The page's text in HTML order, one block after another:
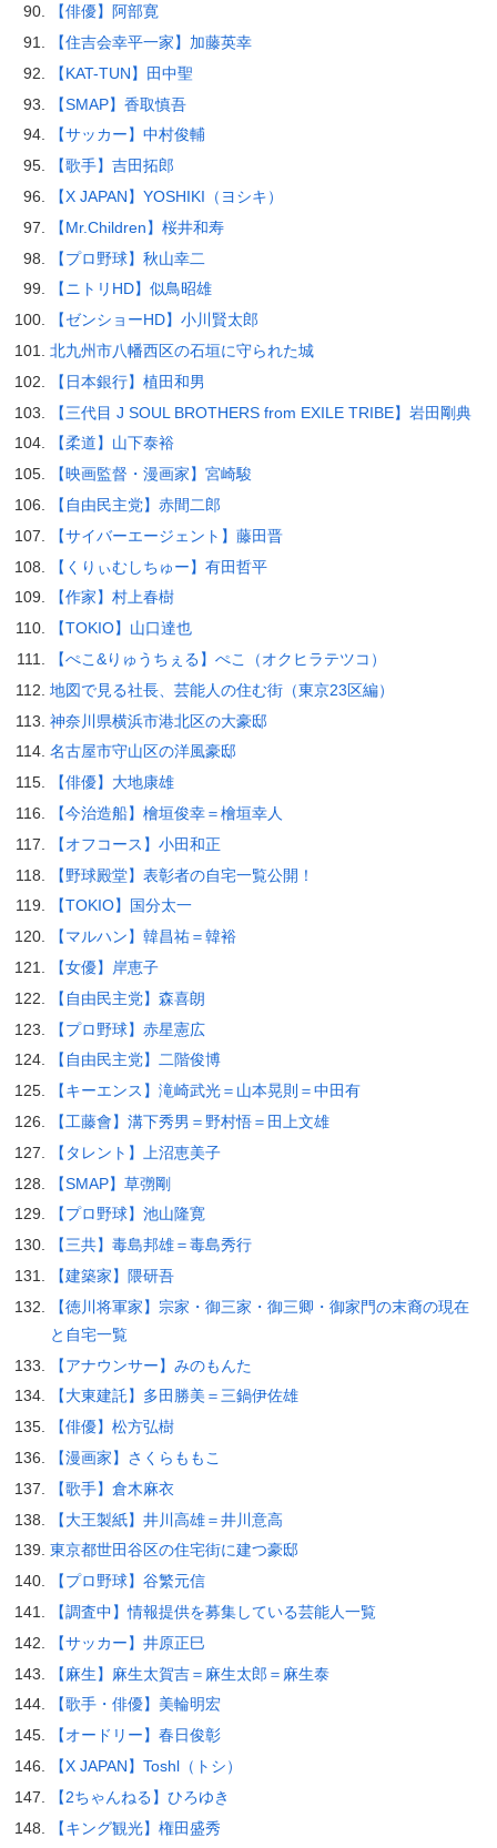
【俳優】阿部寛
【住吉会幸平一家】加藤英幸
【KAT-TUN】田中聖
【SMAP】香取慎吾
【サッカー】中村俊輔
【歌手】吉田拓郎
【X JAPAN】YOSHIKI（ヨシキ）
【Mr.Children】桜井和寿
【プロ野球】秋山幸二
【ニトリHD】似鳥昭雄
【ゼンショーHD】小川賢太郎
北九州市八幡西区の石垣に守られた城
【日本銀行】植田和男
【三代目 J SOUL BROTHERS from EXILE TRIBE】岩田剛典
【柔道】山下泰裕
【映画監督・漫画家】宮崎駿
【自由民主党】赤間二郎
【サイバーエージェント】藤田晋
【くりぃむしちゅー】有田哲平
【作家】村上春樹
【TOKIO】山口達也
【ぺこ&りゅうちぇる】ぺこ（オクヒラテツコ）
地図で見る社長、芸能人の住む街（東京23区編）
神奈川県横浜市港北区の大豪邸
名古屋市守山区の洋風豪邸
【俳優】大地康雄
【今治造船】檜垣俊幸＝檜垣幸人
【オフコース】小田和正
【野球殿堂】表彰者の自宅一覧公開！
【TOKIO】国分太一
【マルハン】韓昌祐＝韓裕
【女優】岸恵子
【自由民主党】森喜朗
【プロ野球】赤星憲広
【自由民主党】二階俊博
【キーエンス】滝崎武光＝山本晃則＝中田有
【工藤會】溝下秀男＝野村悟＝田上文雄
【タレント】上沼恵美子
【SMAP】草彅剛
【プロ野球】池山隆寛
【三共】毒島邦雄＝毒島秀行
【建築家】隈研吾
【徳川将軍家】宗家・御三家・御三卿・御家門の末裔の現在
と自宅一覧
【アナウンサー】みのもんた
【大東建託】多田勝美＝三鍋伊佐雄
【俳優】松方弘樹
【漫画家】さくらももこ
【歌手】倉木麻衣
【大王製紙】井川高雄＝井川意高
東京都世田谷区の住宅街に建つ豪邸
【プロ野球】谷繁元信
【調査中】情報提供を募集している芸能人一覧
【サッカー】井原正巳
【麻生】麻生太賀吉＝麻生太郎＝麻生泰
【歌手・俳優】美輪明宏
【オードリー】春日俊彰
【X JAPAN】Toshl（トシ）
【2ちゃんねる】ひろゆき
【キング観光】権田盛秀